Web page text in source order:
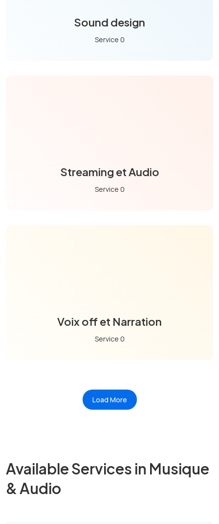
Sound design
Service 0
Streaming et Audio
Service 0
Voix off et Narration
Service 0
Load More
Available Services in Musique
& Audio